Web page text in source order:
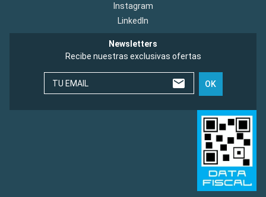
Instagram
LinkedIn
Newsletters
Recibe nuestras exclusivas ofertas
TU EMAIL OK